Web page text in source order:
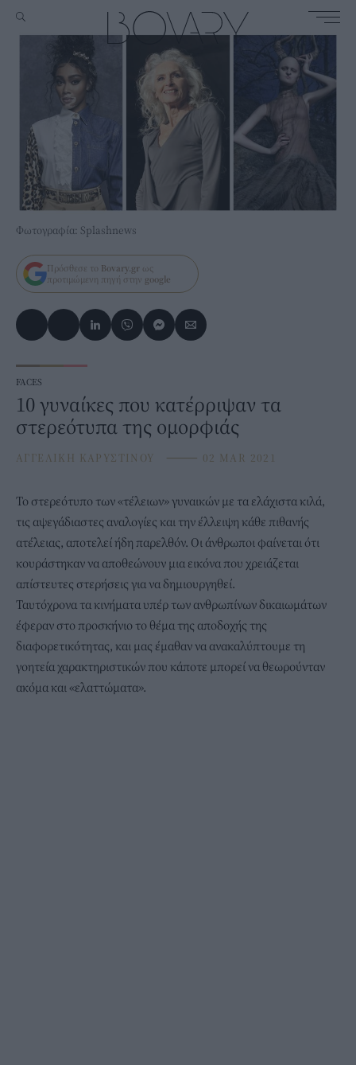
Φωτογραφία: Splashnews
Πρόσθεσε το Bovary.gr ως
προτιμώμενη πηγή στην google
FACES
10 γυναίκες που κατέρριψαν τα
στερεότυπα της ομορφιάς
ΑΓΓΕΛΙΚΗ ΚΑΡΥΣΤΙΝΟΥ ⸻ 02 MAR 2021
Το στερεότυποτων «τέλειων» γυναικών με τα ελάχιστα κιλά,
τις αψεγάδιαστες αναλογίες και την έλλειψη κάθε πιθανής
ατέλειας, αποτελεί ήδη παρελθόν. Οι άνθρωποι φαίνεται ότι
κουράστηκαν να αποθεώνουν μια εικόνα που χρειάζεται
απίστευτες στερήσεις για να δημιουργηθεί.
Ταυτόχρονα τα κινήματα υπέρ των ανθρωπίνων δικαιωμάτων
έφεραν στο προσκήνιο το θέμα της αποδοχής της
διαφορετικότητας, και μας έμαθαν να ανακαλύπτουμε τη
γοητεία χαρακτηριστικών που κάποτε μπορεί να θεωρούνταν
ακόμα και «ελαττώματα».